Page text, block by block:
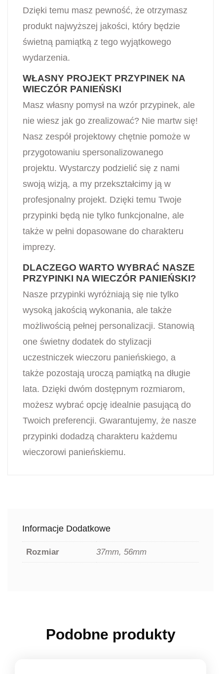
Dzięki temu masz pewność, że otrzymasz
produkt najwyższej jakości, który będzie
świetną pamiątką z tego wyjątkowego
wydarzenia.
WŁASNY PROJEKT PRZYPINEK NA
WIECZÓR PANIEŃSKI
Masz własny pomysł na wzór przypinek, ale
nie wiesz jak go zrealizować? Nie martw się!
Nasz zespół projektowy chętnie pomoże w
przygotowaniu spersonalizowanego
projektu. Wystarczy podzielić się z nami
swoją wizją, a my przekształcimy ją w
profesjonalny projekt. Dzięki temu Twoje
przypinki będą nie tylko funkcjonalne, ale
także w pełni dopasowane do charakteru
imprezy.
DLACZEGO WARTO WYBRAĆ NASZE
PRZYPINKI NA WIECZÓR PANIEŃSKI?
Nasze przypinki wyróżniają się nie tylko
wysoką jakością wykonania, ale także
możliwością pełnej personalizacji. Stanowią
one świetny dodatek do stylizacji
uczestniczek wieczoru panieńskiego, a
także pozostają uroczą pamiątką na długie
lata. Dzięki dwóm dostępnym rozmiarom,
możesz wybrać opcję idealnie pasującą do
Twoich preferencji. Gwarantujemy, że nasze
przypinki dodadzą charakteru każdemu
wieczorowi panieńskiemu.
Informacje Dodatkowe
Rozmiar 37mm, 56mm
Podobne produkty